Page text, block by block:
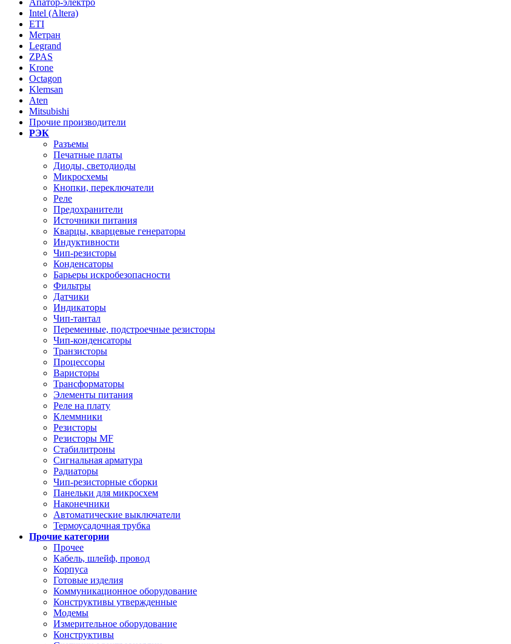
Апатор-электро
Intel (Altera)
ETI
Метран
Legrand
ZPAS
Krone
Octagon
Klemsan
Aten
Mitsubishi
Прочие производители
РЭК
Разъемы
Печатные платы
Диоды, светодиоды
Микросхемы
Кнопки, переключатели
Реле
Предохранители
Источники питания
Кварцы, кварцевые генераторы
Индуктивности
Чип-резисторы
Конденсаторы
Барьеры искробезопасности
Фильтры
Датчики
Индикаторы
Чип-тантал
Переменные, подстроечные резисторы
Чип-конденсаторы
Транзисторы
Процессоры
Варисторы
Трансформаторы
Элементы питания
Реле на плату
Клеммники
Резисторы
Резисторы MF
Стабилитроны
Сигнальная арматура
Радиаторы
Чип-резисторные сборки
Панельки для микросхем
Наконечники
Автоматические выключатели
Термоусадочная трубка
Прочие категории
Прочее
Кабель, шлейф, провод
Корпуса
Готовые изделия
Коммуникационное оборудование
Конструктивы утвержденные
Модемы
Измерительное оборудование
Конструктивы